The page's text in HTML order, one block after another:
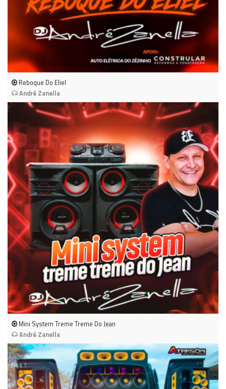
Reboque Do Eliel
André Zanella
Mini System Treme Treme Do Jean
André Zanella